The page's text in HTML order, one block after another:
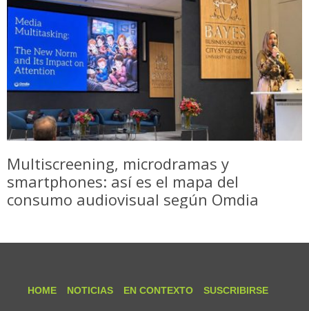
Multiscreening, microdramas y
smartphones: así es el mapa del
consumo audiovisual según Omdia
HOME NOTICIAS EN CONTEXTO SUSCRIBIRSE